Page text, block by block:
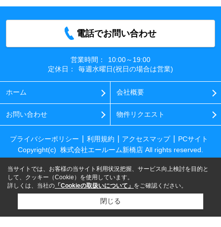
電話でお問い合わせ
営業時間：
10:00～19:00
定休日：
毎週水曜日(祝日の場合は営業)
ホーム 会社概要
お問い合わせ 物件リクエスト
プライバシーポリシー 利用規約 アクセスマップ
PCサイト
Copyright(c) 株式会社エールーム新橋店 All rights reserved.
当サイトでは、お客様の当サイト利用状況把握、サービス向上検討を目的と
して、クッキー（Cookie）を使用しています。
詳しくは、当社の 「Cookieの取扱いについて」 をご確認ください。
閉じる